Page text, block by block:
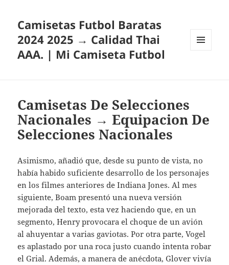
Camisetas Futbol Baratas
2024 2025 → Calidad Thai
AAA. | Mi Camiseta Futbol
Camisetas De Selecciones
Nacionales → Equipacion De
Selecciones Nacionales
Asimismo, añadió que, desde su punto de vista, no
había habido suficiente desarrollo de los personajes
en los filmes anteriores de Indiana Jones. Al mes
siguiente, Boam presentó una nueva versión
mejorada del texto, esta vez haciendo que, en un
segmento, Henry provocara el choque de un avión
al ahuyentar a varias gaviotas. Por otra parte, Vogel
es aplastado por una roca justo cuando intenta robar
el Grial. Además, a manera de anécdota, Glover vivía